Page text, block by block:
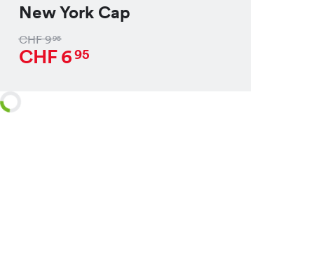
New York Cap
CHF995
CHF695